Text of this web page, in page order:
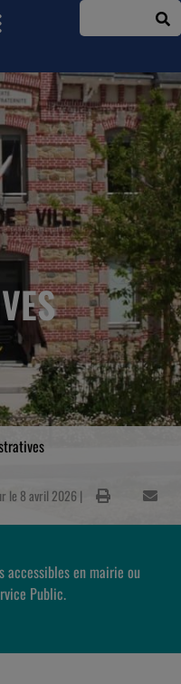
le 8 avril 2026 |
accessibles en mairie ou
Public.